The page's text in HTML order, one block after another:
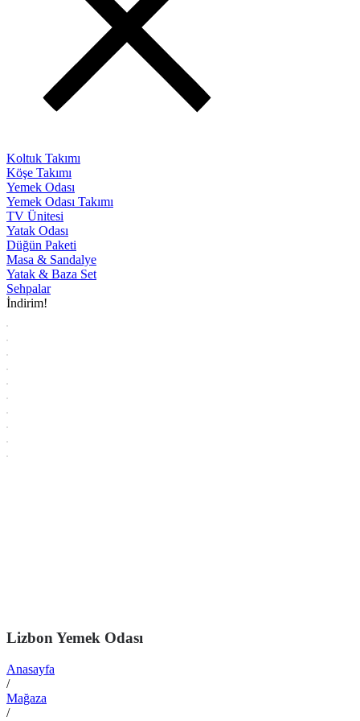
Koltuk Takımı
Köşe Takımı
Yemek Odası
Yemek Odası Takımı
TV Ünitesi
Yatak Odası
Düğün Paketi
Masa & Sandalye
Yatak & Baza Set
Sehpalar
İndirim!
Lizbon Yemek Odası
Anasayfa
/
Mağaza
/